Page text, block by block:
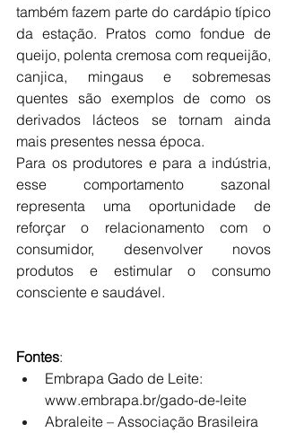
também fazem parte do cardápio típico
da estação. Pratos como fondue de
queijo, polenta cremosa com requeijão,
canjica, mingaus e sobremesas
quentes são exemplos de como os
derivados lácteos se tornam ainda
mais presentes nessa época.
Para os produtores e para a indústria,
esse comportamento sazonal
representa uma oportunidade de
reforçar o relacionamento com o
consumidor, desenvolver novos
produtos e estimular o consumo
consciente e saudável.
Fontes:
Embrapa Gado de Leite:
www.embrapa.br/gado-de-leite
Abraleite – Associação Brasileira